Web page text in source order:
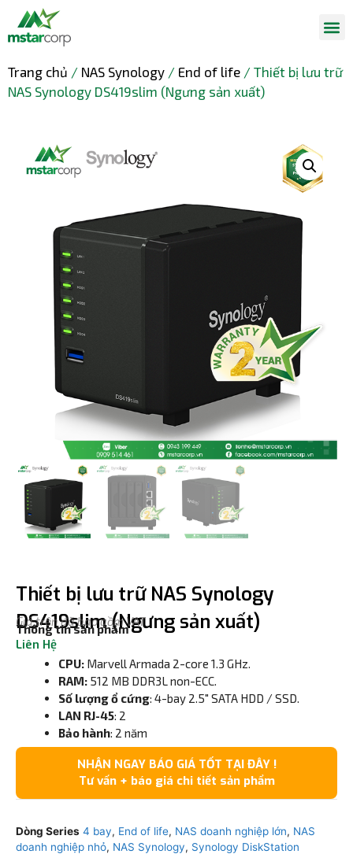
Trang chủ / NAS Synology / End of life / Thiết bị lưu trữ
NAS Synology DS419slim (Ngưng sản xuất)
Thiết bị lưu trữ NAS Synology
DS419slim (Ngưng sản xuất)
Liên Hệ
Giá trên đã bao gồm VAT
Thông tin sản phẩm
CPU: Marvell Armada 2-core 1.3 GHz.
RAM: 512 MB DDR3L non-ECC.
Số lượng ổ cứng: 4-bay 2.5″ SATA HDD / SSD.
LAN RJ-45: 2
Bảo hành: 2 năm
NHẬN NGAY BÁO GIÁ TỐT TẠI ĐÂY !
Tư vấn + báo giá chi tiết sản phẩm
Dòng Series 4 bay, End of life, NAS doanh nghiệp lớn, NAS
doanh nghiệp nhỏ, NAS Synology, Synology DiskStation